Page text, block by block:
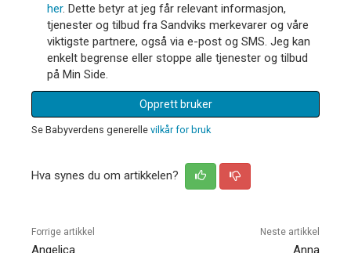
her. Dette betyr at jeg får relevant informasjon,
tjenester og tilbud fra Sandviks merkevarer og våre
viktigste partnere, også via e-post og SMS. Jeg kan
enkelt begrense eller stoppe alle tjenester og tilbud
på Min Side.
Opprett bruker
Se Babyverdens generelle vilkår for bruk
Hva synes du om artikkelen?
Forrige artikkel
Angelica
Neste artikkel
Anna